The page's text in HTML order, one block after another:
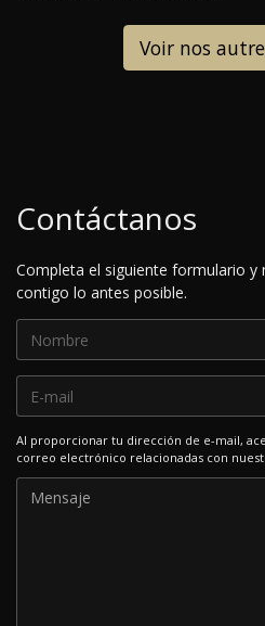
Voir nos
Contáctanos
Completa el siguiente formulario
contigo lo antes posible.
Al proporcionar tu dirección de e-mail,
correo electrónico relacionadas con